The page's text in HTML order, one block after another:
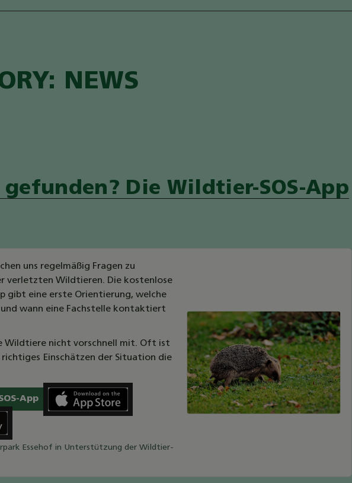
NEWS
Die Wildtier-SOS-App
uns regelmäßig Fragen zu
verletzten Wildtieren. Die kostenlose
gibt eine erste Orientierung, welche
wann eine Fachstelle kontaktiert
Wildtiere nicht vorschnell mit. Oft ist
richtiges Einschätzen der Situation die
App
Essehof in Unterstützung der Wildtier-
Cookie Name
_ga,_gid
Cookie Laufzeit
2 Jahre